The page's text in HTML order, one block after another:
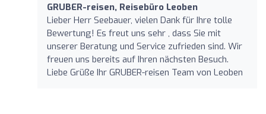
GRUBER-reisen, Reisebüro Leoben
Lieber Herr Seebauer, vielen Dank für Ihre tolle
Bewertung! Es freut uns sehr , dass Sie mit
unserer Beratung und Service zufrieden sind. Wir
freuen uns bereits auf Ihren nächsten Besuch.
Liebe Grüße Ihr GRUBER-reisen Team von Leoben